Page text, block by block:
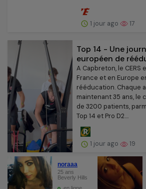
1 jour ago 17
Top 14 - Une
européen de
A Capbreton, le
France et en Europe
rééducation. Chaque
maintenant 35 ans, le
de 3200 patients,
Top 14 et Pro D2....
1 jour ago 19